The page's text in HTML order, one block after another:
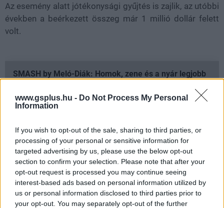
www.gsplus.hu - Do Not Process My Personal
Information
If you wish to opt-out of the sale, sharing to third parties, or
processing of your personal or sensitive information for
targeted advertising by us, please use the below opt-out
section to confirm your selection. Please note that after your
opt-out request is processed you may continue seeing
interest-based ads based on personal information utilized by
us or personal information disclosed to third parties prior to
your opt-out. You may separately opt-out of the further
Az esemény alatt jótékonysági gyűjtés is zajlik, az utóbbi
években a beérkezett összeg már 1 millió dollár felett
volt.
SMASH by Meló-Diák: Homok, zene és a nyár legjobb
Július végén folytatódik a balatoni strandröplabda-
sorozat.
Címkék: #speedrun #awesome games done quick